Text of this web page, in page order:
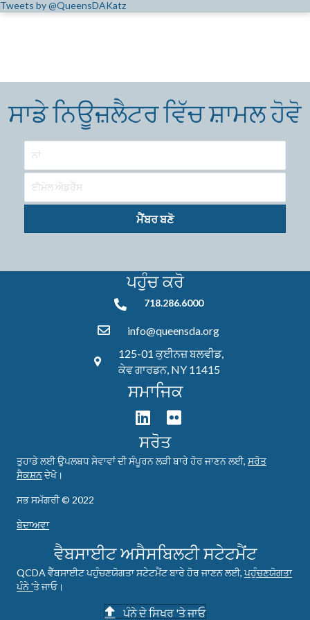
Tweets by @QueensDAKatz
ਸਾਡੇ ਨਿਊਜ਼ਲੈਟਰ ਵਿੱਚ ਸ਼ਾਮਲ ਹੋਵੋ
ਮੈਂਬਰ ਬਣੋ
ਪਹੁੰਚ ਕਰੋ
718.286.6000718.286.6000
info@queensda.org
125-01 ਕੁਈਨਜ਼ ਬਲਵੀਡ,
ਕੇਵ ਗਾਰਡਨ, NY 11415
ਸਮਾਜਿਕ
ਸਰੋਤ
ਤੁਹਾਡੇ ਲਈ ਉਪਲਬਧ ਸੇਵਾਵਾਂ ਦੀ ਸੰਪੂਰਨ ਲੜੀ ਬਾਰੇ ਹੋਰ ਜਾਣਨ ਲਈ, ਸਰੋਤ
ਸੈਕਸ਼ਨਦੇਖੋ।
ਸਭ ਸਮੱਗਰੀ © 2022
ਬੇਦਾਅਵਾ
ਵੈਬਸਾਈਟ ਅਸੈਸਬਿਲਟੀ ਸਟੇਟਮੈਂਟ
QCDA ਵੈੱਬਸਾਈਟ ਪਹੁੰਚਣਯੋਗਤਾ ਸਟੇਟਮੈਂਟ ਬਾਰੇ ਹੋਰ ਜਾਣਨ ਲਈ,ਪਹੁੰਚਣਯੋਗਤਾ
ਪੰਨੇ 'ਤੇ ਜਾਓ।
ਪੰਨੇ ਦੇ ਸਿਖਰ 'ਤੇ ਜਾਓ